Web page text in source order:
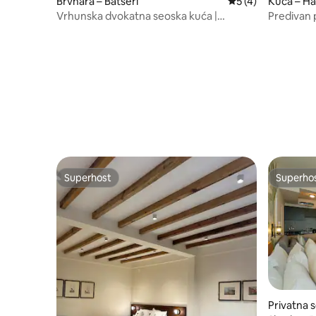
Vrhunska dvokatna seoska kuća |
Predivan
Superhost
Superhost
Privatna